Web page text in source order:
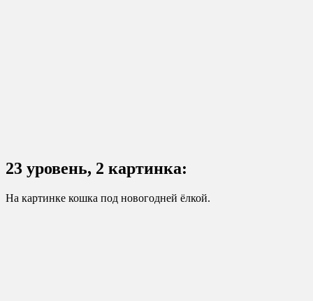
23 уровень, 2 картинка:
На картинке кошка под новогодней ёлкой.